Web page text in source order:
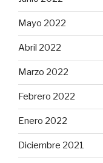
Mayo 2022
Abril 2022
Marzo 2022
Febrero 2022
Enero 2022
Diciembre 2021